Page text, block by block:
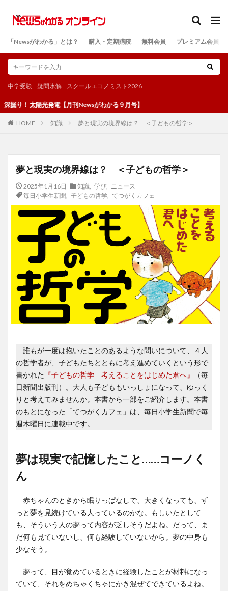
「Newsがわかる」とは？ 購入・定期購読 無料会員 プレミアム会員
中学受験 疑問氷解 スクールエコノミスト2026
陽光発電【月刊Newsがわかる９月号】
HOME 知識 夢と現実の境界線は？ ＜子どもの哲学＞
夢と現実の境界線は？ ＜子どもの哲学＞
2025年1月16日 知識 学び
ニュース
毎日小学生新聞
子どもの哲学, てつがくカフェ
誰もが一度は抱いたことのあるような問いについて、４人
の哲学者が、子どもたちとともに考え進めていくという形で
書かれた 『子どもの哲学 考えることをはじめた君へ』
（毎
日新聞出版刊）。大人も子どももいっしょになって、ゆっく
りと考えてみませんか。本書から一部をご紹介します。本書
のもとになった「てつがくカフェ」は、毎日小学生新聞で毎
週木曜日に連載中です。
夢は現実で記憶したこと……コーノく
ん
赤ちゃんのときから眠りっぱなしで、大きくなっても、ず
っと夢を見続けている人っているのかな。もしいたとして
も、そういう人の夢って内容が乏しそうだよね。だって、ま
だ何も見ていないし、何も経験していないから。夢の中身も
少なそう。
夢って、目が覚めているときに経験したことが材料になっ
ていて、それをめちゃくちゃにかき混ぜてできているよね。
検索